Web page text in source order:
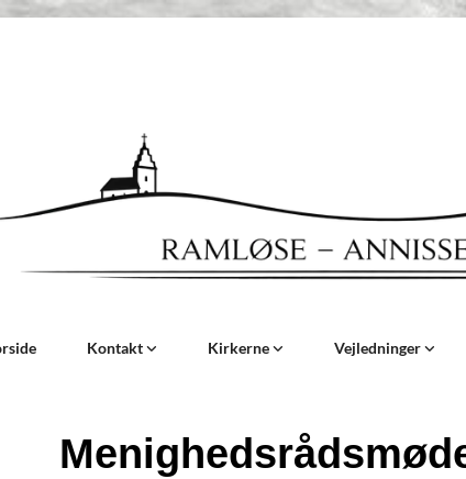
Kontakt Kirkerne Vejledninger